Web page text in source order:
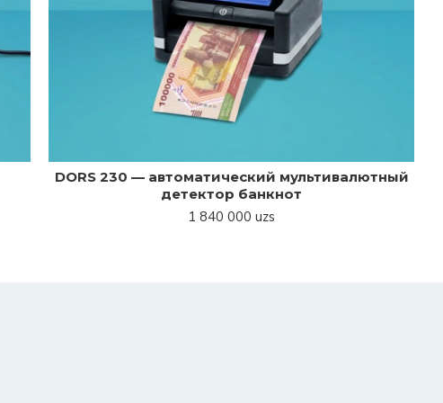
DORS 230 — автоматический мультивалютный
детектор банкнот
1 840 000 uzs